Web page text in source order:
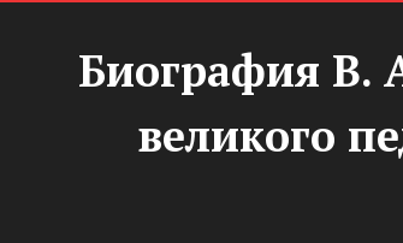
Биография В.
великого
Отправить